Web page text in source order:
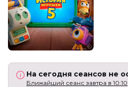
На сегодня сеансов не
Ближайший сеанс завтра в 10:10